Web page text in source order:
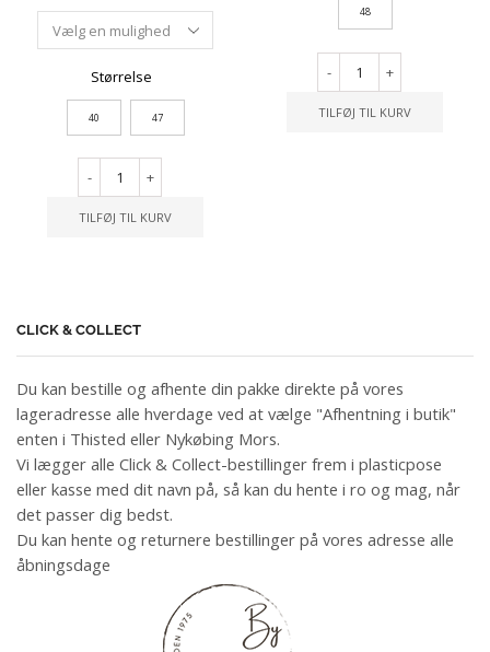
Størrelse
40 47
- +
TILFØJ TIL KURV
48
- +
TILFØJ TIL KURV
CLICK & COLLECT
Du kan bestille og afhente din pakke direkte på vores
lageradresse alle hverdage ved at vælge "Afhentning i butik"
enten i Thisted eller Nykøbing Mors.
Vi lægger alle Click & Collect-bestillinger frem i plasticpose
eller kasse med dit navn på, så kan du hente i ro og mag, når
det passer dig bedst.
Du kan hente og returnere bestillinger på vores adresse alle
åbningsdage